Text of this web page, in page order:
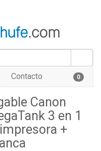
Contacto 0
Canon
3 en 1
+